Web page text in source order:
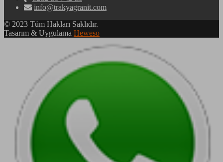
info@trakyagranit.com
© 2023 Tüm Hakları Saklıdır.
Tasarım & Uygulama Heweso